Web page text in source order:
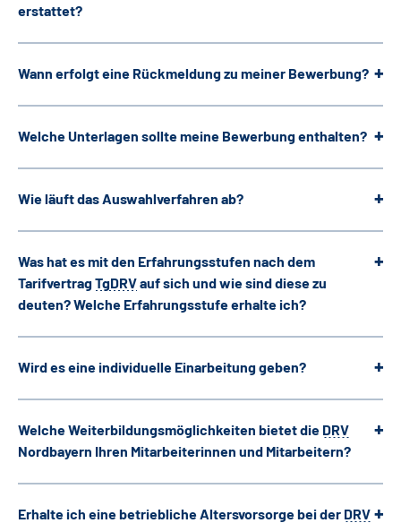
erstattet?
Wann erfolgt eine Rückmeldung zu meiner Bewerbung?
Welche Unterlagen sollte meine Bewerbung enthalten?
Wie läuft das Auswahlverfahren ab?
Was hat es mit den Erfahrungsstufen nach dem
TarifvertragTgDRVauf sich und wie sind diese zu
deuten? Welche Erfahrungsstufe erhalte ich?
Wird es eine individuelle Einarbeitung geben?
Welche Weiterbildungsmöglichkeiten bietet die DRV
Nordbayern Ihren Mitarbeiterinnen und Mitarbeitern?
Erhalte ich eine betriebliche Altersvorsorge bei der DRV